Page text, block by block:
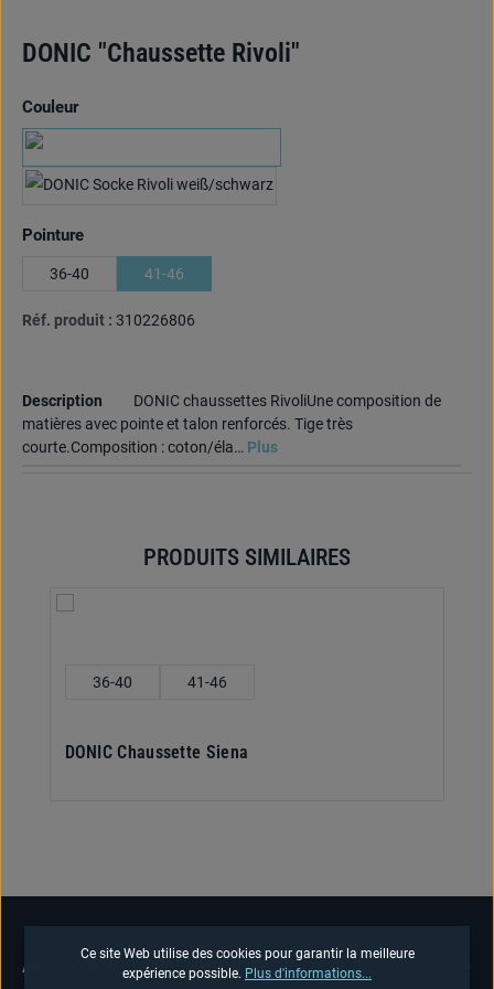
DONIC "Chaussette Rivoli"
Sélectionnez
Couleur
Sélectionnez
Pointure
36-40 41-46
Réf. produit : 310226806
Description
DONIC chaussettes RivoliUne composition de
matières avec pointe et talon renforcés. Tige très
courte.Composition : coton/éla… Plus
Ignorer la galerie de produitsPRODUITS SIMILAIRES
36-40 41-46
DONIC Chaussette Siena
ASSISTANCE TÉLÉPHONIQUE
Ce site Web utilise des cookies pour garantir la meilleure
expérience possible. Plus d'informations...